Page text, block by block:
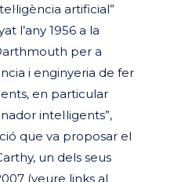
artificial”
l’any 1956 a la
per a
i enginyeria de fer
en particular
intel·ligents”,
que va proposar el
un dels seus
(veure links al